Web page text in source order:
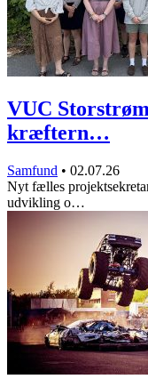
VUC
kræftern…
Samfund • 02.07.26
Nyt fælles
udvikling o…